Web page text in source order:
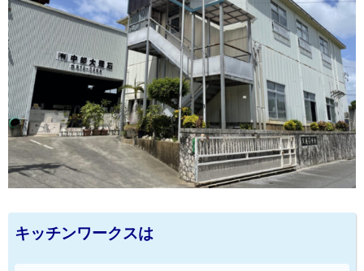
キッチンワークスは